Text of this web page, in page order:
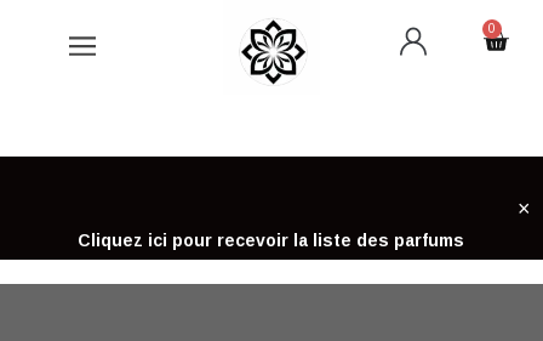
0
Cart
Cliquez ici pour recevoir la liste des parfums
×